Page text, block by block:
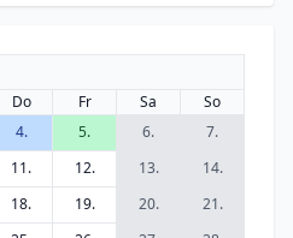
Do Fr Sa
So
4. 5. 6.
7.
11. 12. 13.
14.
18. 19. 20.
21.